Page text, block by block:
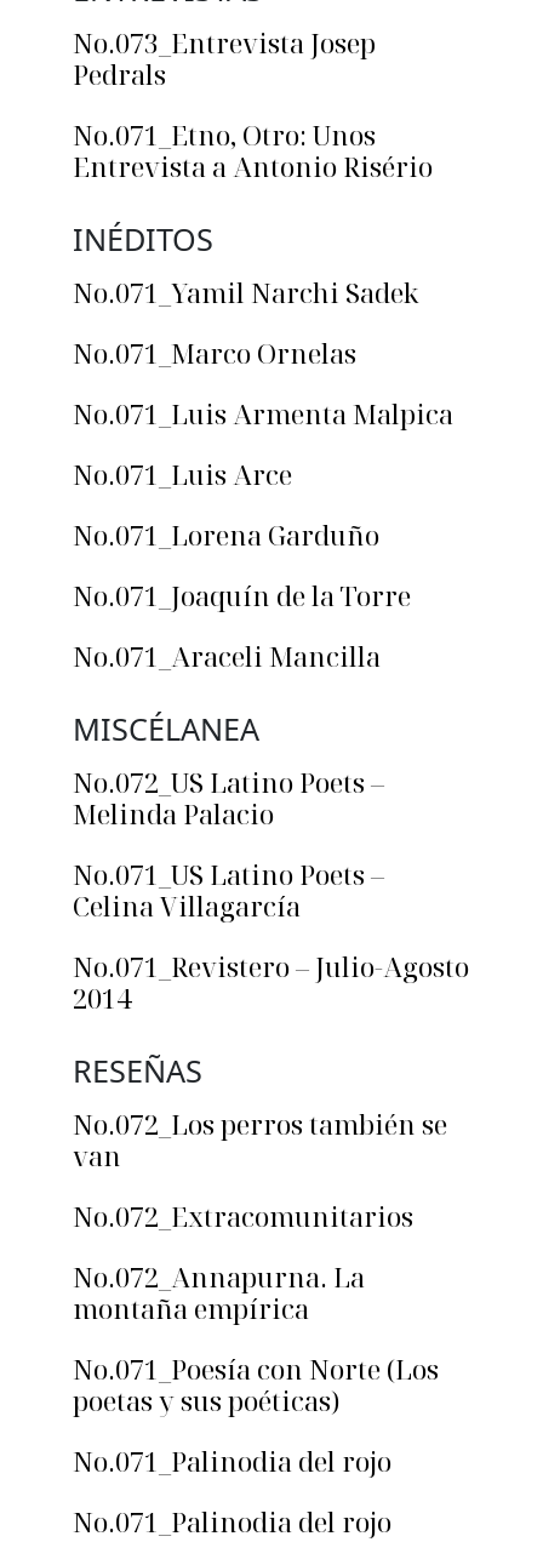
No.073_Entrevista Josep
Pedrals
No.071_Etno, Otro: Unos
Entrevista a Antonio Risério
INÉDITOS
No.071_Yamil Narchi Sadek
No.071_Marco Ornelas
No.071_Luis Armenta Malpica
No.071_Luis Arce
No.071_Lorena Garduño
No.071_Joaquín de la Torre
No.071_Araceli Mancilla
MISCÉLANEA
No.072_US Latino Poets –
Melinda Palacio
No.071_US Latino Poets –
Celina Villagarcía
No.071_Revistero – Julio-Agosto
2014
RESEÑAS
No.072_Los perros también se
van
No.072_Extracomunitarios
No.072_Annapurna. La
montaña empírica
No.071_Poesía con Norte (Los
poetas y sus poéticas)
No.071_Palinodia del rojo
No.071_Palinodia del rojo